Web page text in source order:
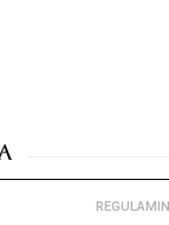
REGULAMIN